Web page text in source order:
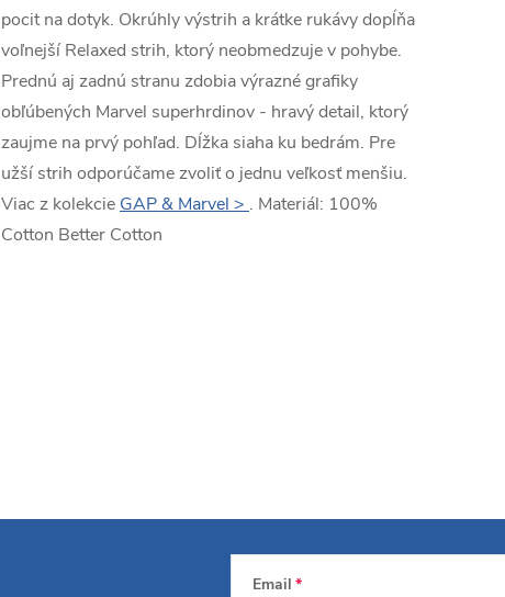
pocit na dotyk. Okrúhly výstrih a krátke rukávy dopĺňa
voľnejší Relaxed strih, ktorý neobmedzuje v pohybe.
Prednú aj zadnú stranu zdobia výrazné grafiky
obľúbených Marvel superhrdinov - hravý detail, ktorý
zaujme na prvý pohľad. Dĺžka siaha ku bedrám. Pre
užší strih odporúčame zvoliť o jednu veľkosť menšiu.
Viac z kolekcie GAP & Marvel > . Materiál: 100%
Cotton Better Cotton
Email